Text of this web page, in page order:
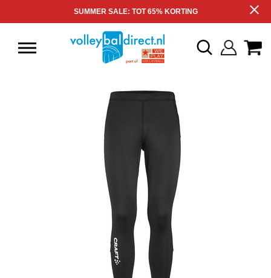
SUMMER SALE: TOT 65% KORTING